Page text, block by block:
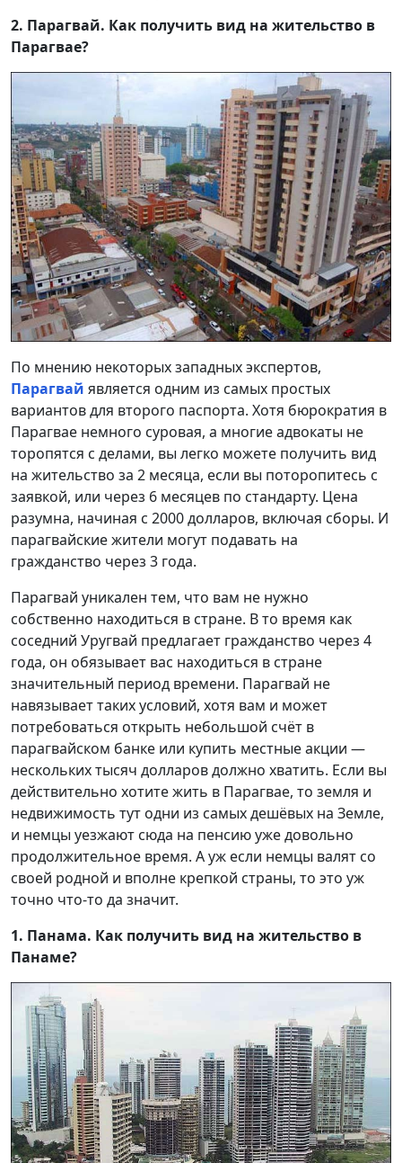
2. Парагвай. Как получить вид на жительство в
Парагвае?
По мнению некоторых западных экспертов,
Парагвай является одним из самых простых
вариантов для второго паспорта. Хотя бюрократия в
Парагвае немного суровая, а многие адвокаты не
торопятся с делами, вы легко можете получить вид
на жительство за 2 месяца, если вы поторопитесь с
заявкой, или через 6 месяцев по стандарту. Цена
разумна, начиная с 2000 долларов, включая сборы. И
парагвайские жители могут подавать на
гражданство через 3 года.
Парагвай уникален тем, что вам не нужно
собственно находиться в стране. В то время как
соседний Уругвай предлагает гражданство через 4
года, он обязывает вас находиться в стране
значительный период времени. Парагвай не
навязывает таких условий, хотя вам и может
потребоваться открыть небольшой счёт в
парагвайском банке или купить местные акции —
нескольких тысяч долларов должно хватить. Если вы
действительно хотите жить в Парагвае, то земля и
недвижимость тут одни из самых дешёвых на Земле,
и немцы уезжают сюда на пенсию уже довольно
продолжительное время. А уж если немцы валят со
своей родной и вполне крепкой страны, то это уж
точно что-то да значит.
1. Панама. Как получить вид на жительство в
Панаме?